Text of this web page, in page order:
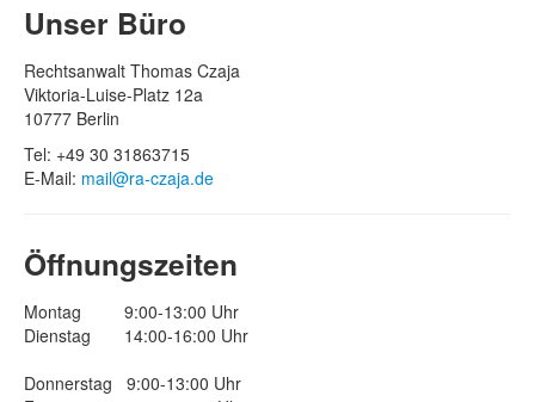
Unser Büro
Rechtsanwalt Thomas Czaja
Viktoria-Luise-Platz 12a
10777 Berlin
Tel: +49 30 31863715
E-Mail: mail@ra-czaja.de
Öffnungszeiten
Montag 9:00-13:00 Uhr
Dienstag 14:00-16:00 Uhr
Donnerstag 9:00-13:00 Uhr